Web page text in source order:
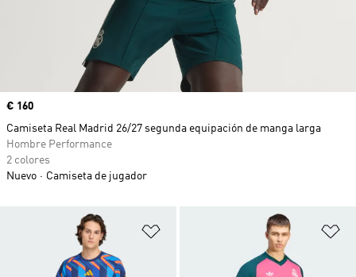
Añadir a la lista de deseos
Precio
€ 160
Camiseta Real Madrid 26/27 segunda equipación de manga larga
Hombre Performance
2 colores
Nuevo
Camiseta de jugador